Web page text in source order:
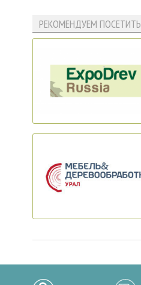
РЕКОМЕНДУЕМ ПОСЕТИТЬ